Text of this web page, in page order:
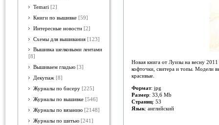
Temari [2]
Книги по вышивке [59]
Интересные новости [2]
Схемы для вышивания [123]
Вышивка шелковыми лентами
[8]
Вышиваем гладью [3]
Декупаж [8]
Журналы по бисеру [225]
Журналы по вышивке [546]
Журналы по вязанию [2148]
Журналы по шитью [241]
Новая книга от Луизы на весну
кофточки, свитера и топы. Модели
красивые.
Формат: jpg
Размер: 33,6 Mb
Страниц: 53
Язык: английский